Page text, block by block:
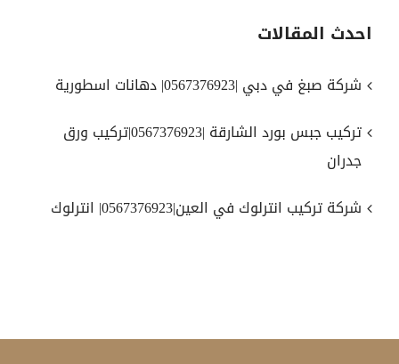
احدث المقالات
شركة صبغ في دبي |0567376923| دهانات اسطورية
تركيب جبس بورد الشارقة |0567376923|تركيب ورق
جدران
شركة تركيب انترلوك في العين|0567376923| انترلوك